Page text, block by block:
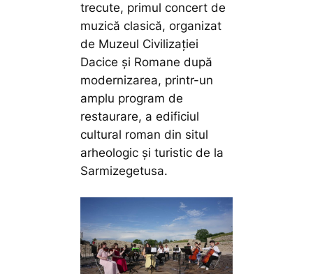
trecute, primul concert de
muzică clasică, organizat
de Muzeul Civilizației
Dacice și Romane după
modernizarea, printr-un
amplu program de
restaurare, a edificiul
cultural roman din situl
arheologic și turistic de la
Sarmizegetusa.